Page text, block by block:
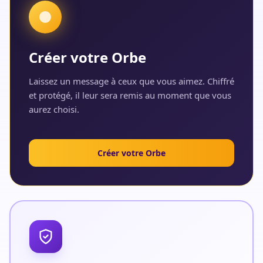
Créer votre Orbe
Laissez un message à ceux que vous aimez. Chiffré
et protégé, il leur sera remis au moment que vous
aurez choisi.
Créer votre Orbe